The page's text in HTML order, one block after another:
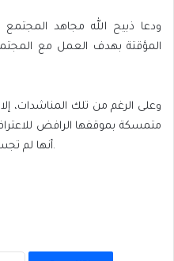
ودعا ذبيح الله مجاهد المجتمع
المؤقتة بهدف العمل مع
وعلى الرغم من تلك المناشدات،
متمسكة بموقفها الرافض للاعتراف
أنها لم تجسد التنوع الأفغاني السياسي والعرقي.